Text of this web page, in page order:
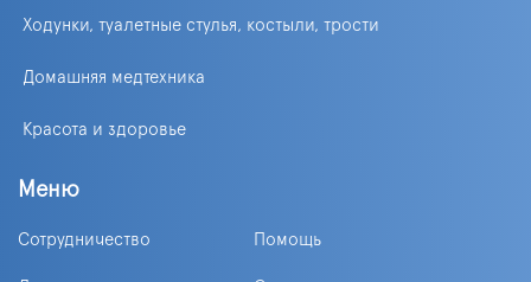
Ходунки, туалетные стулья, костыли, трости
Домашняя медтехника
Красота и здоровье
Меню
Сотрудничество Помощь